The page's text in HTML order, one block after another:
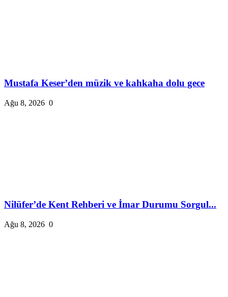
Mustafa Keser’den müzik ve kahkaha dolu gece
Ağu 8, 2026 0
Nilüfer’de Kent Rehberi ve İmar Durumu Sorgul...
Ağu 8, 2026 0